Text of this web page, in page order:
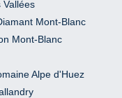
Vallées
Mont-Blanc
Mont-Blanc
Alpe d'Huez